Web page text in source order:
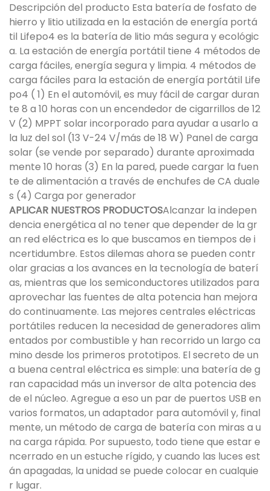
Descripción del producto Esta batería de fosfato de
hierro y litio utilizada en la estación de energía portá
til Lifepo4 es la batería de litio más segura y ecológic
a. La estación de energía portátil tiene 4 métodos de
carga fáciles, energía segura y limpia. 4 métodos de
carga fáciles para la estación de energía portátil Life
po4 ( 1) En el automóvil, es muy fácil de cargar duran
te 8 a 10 horas con un encendedor de cigarrillos de 12
V (2) MPPT solar incorporado para ayudar a usarlo a
la luz del sol (13 V-24 V/más de 18 W) Panel de carga
solar (se vende por separado) durante aproximada
mente 10 horas (3) En la pared, puede cargar la fuen
te de alimentación a través de enchufes de CA duale
s (4) Carga por generador
APLICAR NUESTROS PRODUCTOSAlcanzar la indepen
dencia energética al no tener que depender de la gr
an red eléctrica es lo que buscamos en tiempos de i
ncertidumbre. Estos dilemas ahora se pueden contr
olar gracias a los avances en la tecnología de baterí
as, mientras que los semiconductores utilizados para
aprovechar las fuentes de alta potencia han mejora
do continuamente. Las mejores centrales eléctricas
portátiles reducen la necesidad de generadores alim
entados por combustible y han recorrido un largo ca
mino desde los primeros prototipos. El secreto de un
a buena central eléctrica es simple: una batería de g
ran capacidad más un inversor de alta potencia des
de el núcleo. Agregue a eso un par de puertos USB en
varios formatos, un adaptador para automóvil y, final
mente, un método de carga de batería con miras a u
na carga rápida. Por supuesto, todo tiene que estar e
ncerrado en un estuche rígido, y cuando las luces est
án apagadas, la unidad se puede colocar en cualquie
r lugar.